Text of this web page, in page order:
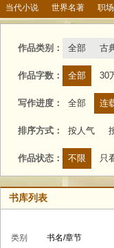
当代小说 世界名著 职
作品类别： 全部 古
作品字数： 全部 30
写作进度： 全部 连
排序方式： 按人气
作品状态： 不限 只
书库列表
类别 书名/章节